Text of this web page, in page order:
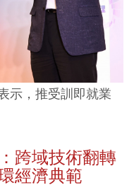
示，推受訓即就業
跨域技術翻轉
經濟典範